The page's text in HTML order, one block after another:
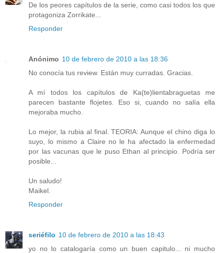
De los peores capítulos de la serie, como casi todos los que
protagoniza Zorrikate...
Responder
Anónimo 10 de febrero de 2010 a las 18:36
No conocía tus review. Están muy curradas. Gracias.
A mí todos los capítulos de Ka(te)lientabraguetas me
parecen bastante flojetes. Eso si, cuando no salía ella
mejoraba mucho.
Lo mejor, la rubia al final. TEORIA: Aunque el chino diga lo
suyo, lo mismo a Claire no le ha afectado la enfermedad
por las vacunas que le puso Ethan al principio. Podría ser
posible...
Un saludo!
Maikel.
Responder
seriéfilo 10 de febrero de 2010 a las 18:43
yo no lo catalogaría como un buen capitulo... ni mucho